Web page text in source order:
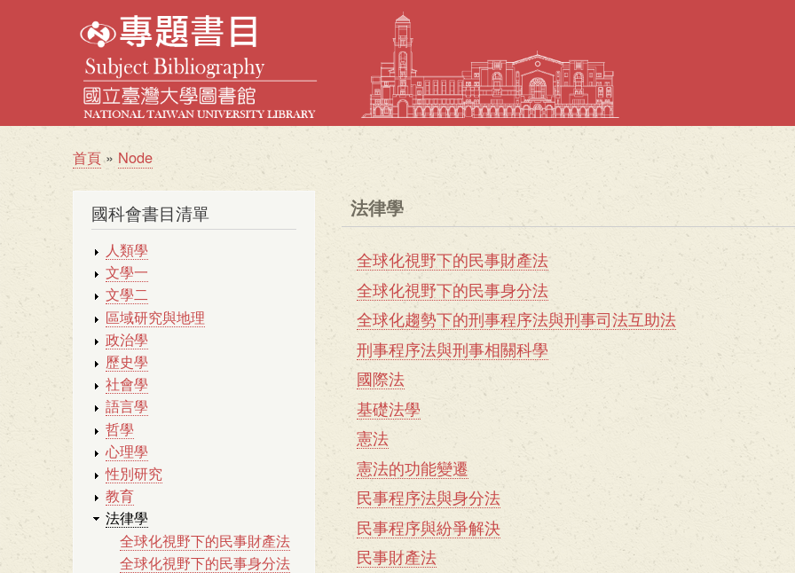
主
內
容
導
首頁 Node
法律學
選
單
法
律
學
全球化視野下的民事財產法
全球化視野下的民事身分法
全球化趨勢下的刑事程序法與刑事司法互助法
刑事程序法與刑事相關科學
國際法
基礎法學
憲法
憲法的功能變遷
民事程序法與身分法
民事程序與紛爭解決
民事財產法
國科會書目清單
人類學
文學一
文學二
區域研究與地理
政治學
歷史學
社會學
語言學
哲學
心理學
性別研究
教育
法律學
全球化視野下的民事財產法
全球化視野下的民事身分法